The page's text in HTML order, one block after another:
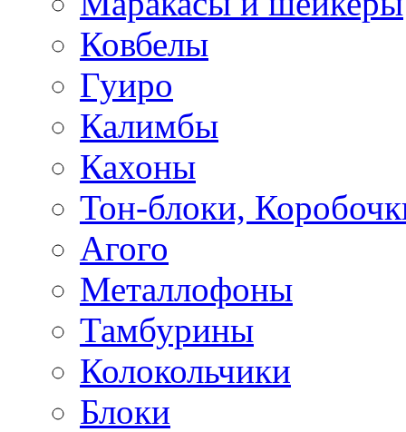
Ковбелы
Гуиро
Калимбы
Кахоны
Тон-блоки,
Агого
Металлофоны
Тамбурины
Колокольчики
Блоки